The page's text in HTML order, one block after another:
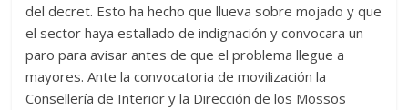
del decret. Esto ha hecho que llueva sobre mojado y que
el sector haya estallado de indignación y convocara un
paro para avisar antes de que el problema llegue a
mayores. Ante la convocatoria de movilización la
Consellería de Interior y la Dirección de los Mossos